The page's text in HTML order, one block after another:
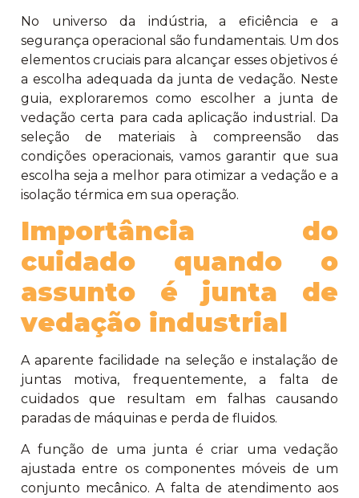
No universo da indústria, a eficiência e a
segurança operacional são fundamentais. Um dos
elementos cruciais para alcançar esses objetivos é
a escolha adequada da junta de vedação. Neste
guia, exploraremos como escolher a junta de
vedação certa para cada aplicação industrial. Da
seleção de materiais à compreensão das
condições operacionais, vamos garantir que sua
escolha seja a melhor para otimizar a vedação e a
isolação térmica em sua operação.
Importância do
cuidado quando o
assunto é junta de
vedação industrial
A aparente facilidade na seleção e instalação de
juntas motiva, frequentemente, a falta de
cuidados que resultam em falhas causando
paradas de máquinas e perda de fluidos.
A função de uma junta é criar uma vedação
ajustada entre os componentes móveis de um
conjunto mecânico. A falta de atendimento aos